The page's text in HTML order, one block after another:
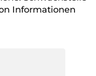
Informationen